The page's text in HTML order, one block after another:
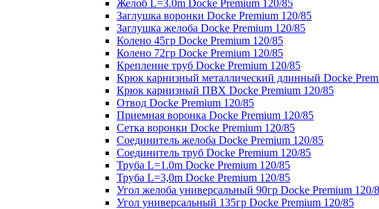
Желоб L=3.0m Docke Premium 120/85
Заглушка воронки Docke Premium 120/85
Заглушка желоба Docke Premium 120/85
Колено 45гр Docke Premium 120/85
Колено 72гр Docke Premium 120/85
Крепление труб Docke Premium 120/85
Крюк карнизный металлический длинный Docke
Крюк карнизный ПВХ Docke Premium 120/85
Отвод Docke Premium 120/85
Приемная воронка Docke Premium 120/85
Сетка воронки Docke Premium 120/85
Соединитель желоба Docke Premium 120/85
Соединитель труб Docke Premium 120/85
Труба L=1.0m Docke Premium 120/85
Труба L=3,0m Docke Premium 120/85
Угол желоба универсальный 90гр Docke Premium 120/
Угол универсальный 135гр Docke Premium 120/85